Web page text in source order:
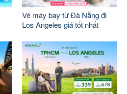
Vé máy bay từ Đà Nẵng đi
Los Angeles giá tốt nhất